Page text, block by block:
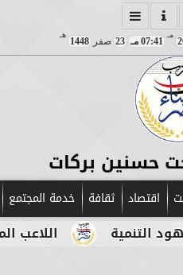
مـ
07:41 مـ 23 صفر 1448
هـ
حسنين بركات
اقتصاد ثقافة خدمة المجتمع
اللاعب المصري